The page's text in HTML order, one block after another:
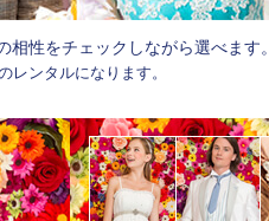
性をチェックしながら選べます。
ンタルになります。